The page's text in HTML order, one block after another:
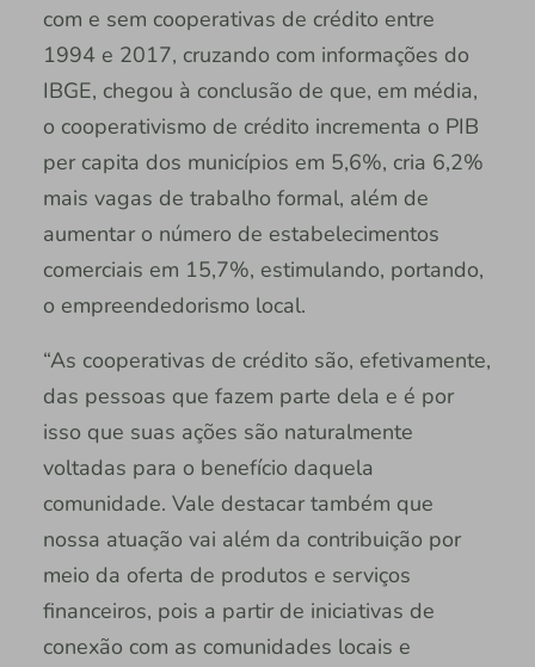
com e sem cooperativas de crédito entre
1994 e 2017, cruzando com informações do
IBGE, chegou à conclusão de que, em média,
o cooperativismo de crédito incrementa o PIB
per capita dos municípios em 5,6%, cria 6,2%
mais vagas de trabalho formal, além de
aumentar o número de estabelecimentos
comerciais em 15,7%, estimulando, portando,
o empreendedorismo local.
“As cooperativas de crédito são, efetivamente,
das pessoas que fazem parte dela e é por
isso que suas ações são naturalmente
voltadas para o benefício daquela
comunidade. Vale destacar também que
nossa atuação vai além da contribuição por
meio da oferta de produtos e serviços
financeiros, pois a partir de iniciativas de
conexão com as comunidades locais e